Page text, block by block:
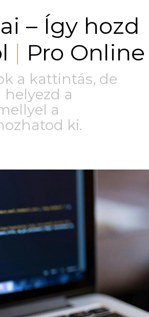
– Így hozd
Pro Online
a kattintás, de
a
a
ki.